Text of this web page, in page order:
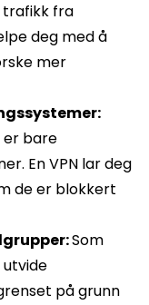
fra
deg med å
mer
bare
En VPN lar deg
de er blokkert
Som
på grunn